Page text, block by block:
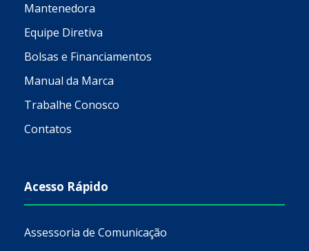
Mantenedora
Equipe Diretiva
Bolsas e Financiamentos
Manual da Marca
Trabalhe Conosco
Contatos
Acesso Rápido
Assessoria de Comunicação